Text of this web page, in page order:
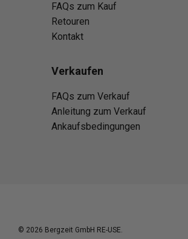
FAQs zum Kauf
Retouren
Kontakt
Verkaufen
FAQs zum Verkauf
Anleitung zum Verkauf
Ankaufsbedingungen
© 2026 Bergzeit GmbH RE-USE.